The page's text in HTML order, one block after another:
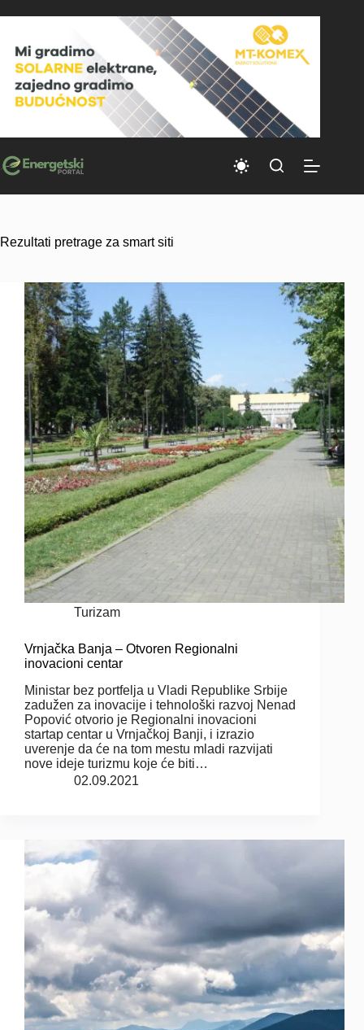
to
Rezultati pretrage za smart siti
Turizam
Vrnjačka Banja – Otvoren Regionalni
inovacioni centar
Ministar bez portfelja u Vladi Republike Srbije
zadužen za inovacije i tehnološki razvoj Nenad
Popović otvorio je Regionalni inovacioni
startap centar u Vrnjačkoj Banji, i izrazio
uverenje da će na tom mestu mladi razvijati
nove ideje turizmu koje će biti…
02.09.2021